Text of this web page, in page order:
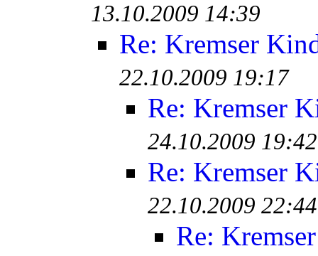
13.10.2009 14:39
Re: Kremser
22.10.2009 19:17
Re: Kremser
24.10.2009 19:42
Re: Kremser
22.10.2009 22:44
Re: